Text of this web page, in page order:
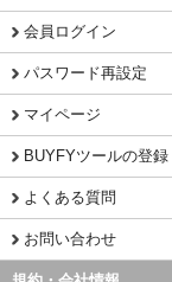
会員ログイン
パスワード再設定
マイページ
BUYFYツールの登録
よくある質問
お問い合わせ